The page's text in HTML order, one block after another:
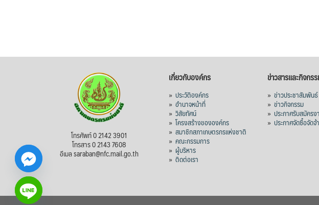
โทรศัพท์ 0 2142 3901
โทรสาร 0 2143 7608
อีเมล saraban@nfc.mail.go.th
เกี่ยวกับองค์กร
»ประวัติองค์กร
»อำนาจหน้าที่
»วิสัยทัศน์
»โครงสร้างขององค์กร
»สมาชิกสภาเกษตรกรแห่งชาติ
»คณะกรรมการ
» ผู้บริหาร
»ติดต่อเรา
ข่าวสารและกิจกร
»ข่าวประชาสัมพันธ์
»ข่าวกิจกรรม
»ประกาศรับสมัคร
»ประกาศจัดซื้อจัดจ้